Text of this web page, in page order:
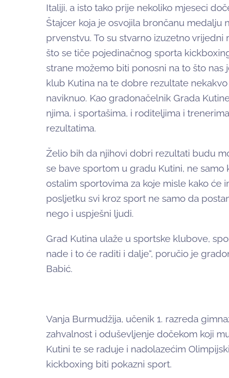
Italiji, a isto tako prije nekoliko mjeseci
Štajcer koja je osvojila brončanu medalju
prvenstvu. To su stvarno izuzetno vrijedni
što se tiče pojedinačnog sporta
strane možemo biti ponosni na to što nas
klub Kutina na te dobre rezultate
naviknuo. Kao gradonačelnik Grada
njima, i sportašima, i roditeljima i
rezultatima.
Želio bih da njihovi dobri rezultati budu
se bave sportom u gradu Kutini, ne samo
ostalim sportovima za koje misle kako će
posljetku svi kroz sport ne samo da
nego i uspješni ljudi.
Grad Kutina ulaže u sportske klubove,
nade i to će raditi i dalje“, poručio je
Babić.
Vanja Burmudžija, učenik 1. razreda
zahvalnost i oduševljenje dočekom koji
Kutini te se raduje i nadolazećim
kickboxing biti pokazni sport.